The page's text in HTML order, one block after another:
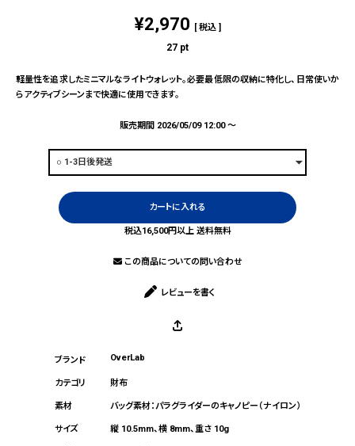
¥2,970 税込
27 pt
軽量性を追求したミニマルなライトウォレット。必要最低限の収納に特化し、日常使いか
らアクティブシーンまで快適に使用できます。
販売期間 2026/05/09 12:00〜
カートに入れる
税込16,500円以上 送料無料
この商品についての問い合わせ
レビューを書く
OverLab
財布
バッグ素材：パラグライダーのキャノピー（ナイロン）
縦 10.5mm、横 8mm、重さ 10g